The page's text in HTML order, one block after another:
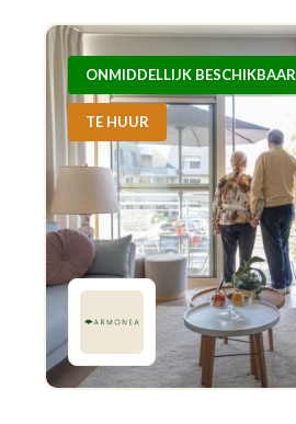
ONMIDDELLIJK BESCHIKBAAR
TE HUUR